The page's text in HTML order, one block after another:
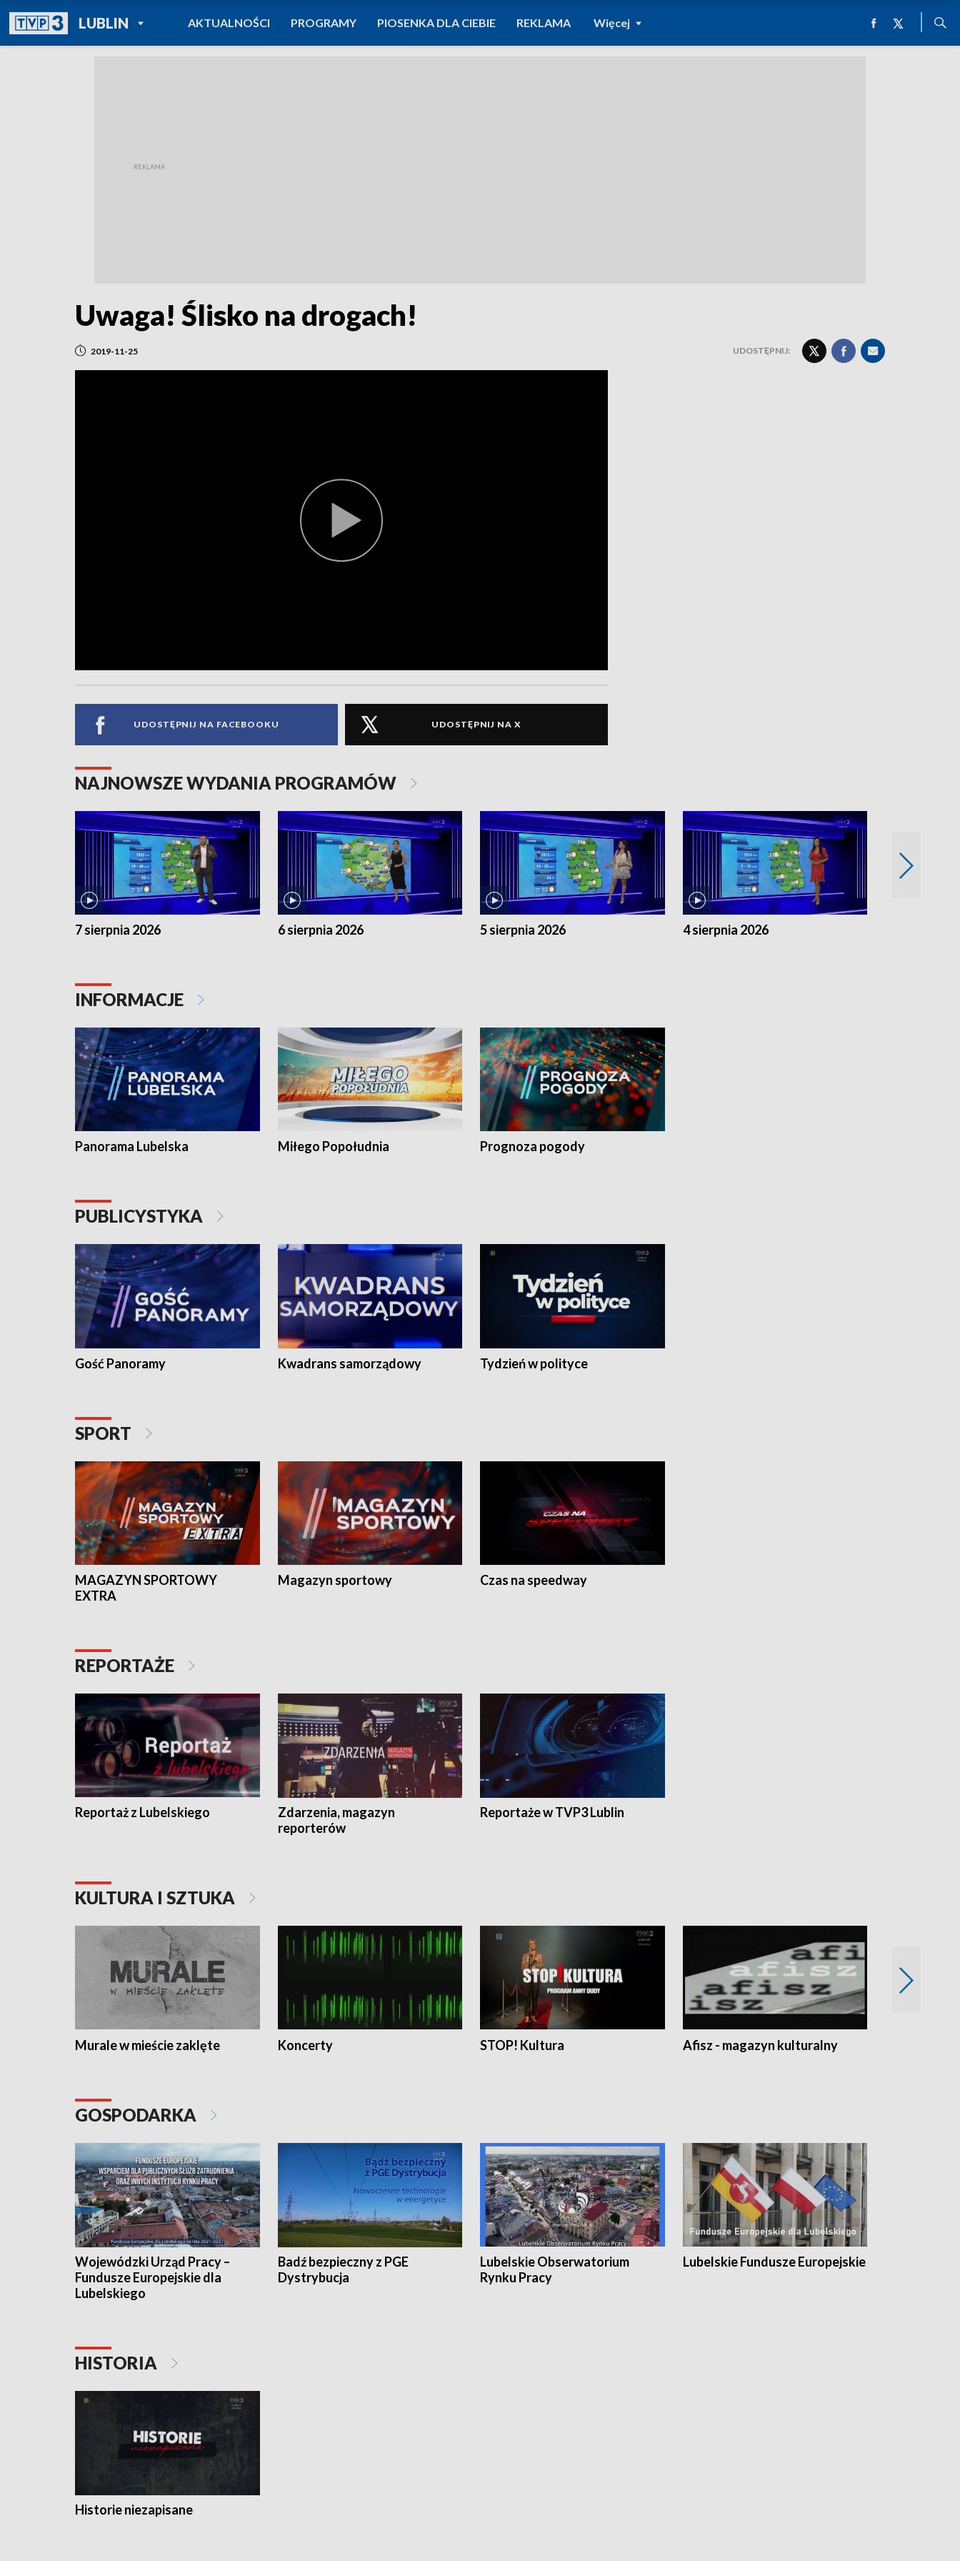
LUBLINPOWRÓT DO
TVP REGIONY
AKTUALNOŚCI PROGRAMY PIOSENKA DLA CIEBIE REKLAMA Więcej
Uwaga! Ślisko na drogach!
2019-11-25 UDOSTĘPNIJ:
UDOSTĘPNIJ NA FACEBOOKU UDOSTĘPNIJ NA X
NAJNOWSZE WYDANIA PROGRAMÓW
7 sierpnia 2026 6 sierpnia 2026 5 sierpnia 2026 4 sierpnia 2026
INFORMACJE
Panorama Lubelska Miłego Popołudnia Prognoza pogody
PUBLICYSTYKA
Gość Panoramy Kwadrans samorządowy Tydzień w polityce
SPORT
MAGAZYN SPORTOWY
EXTRA
Magazyn sportowy Czas na speedway
REPORTAŻE
Reportaż z Lubelskiego
Zdarzenia, magazyn
reporterów
Reportaże w TVP3 Lublin
KULTURA I SZTUKA
Murale w mieście zaklęte Koncerty STOP! Kultura Afisz - magazyn kulturalny
GOSPODARKA
Wojewódzki Urząd Pracy –
Fundusze Europejskie dla
Lubelskiego
Badź bezpieczny z PGE
Dystrybucja
Lubelskie Obserwatorium
Rynku Pracy
Lubelskie Fundusze Europejskie
HISTORIA
Historie niezapisane